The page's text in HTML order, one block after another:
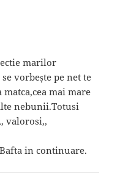
marilor
vorbește pe net te
mai mare
nebunii.Totusi
valorosi,,
in continuare.